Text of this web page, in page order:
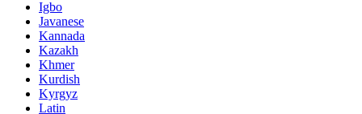
Igbo
Javanese
Kannada
Kazakh
Khmer
Kurdish
Kyrgyz
Latin